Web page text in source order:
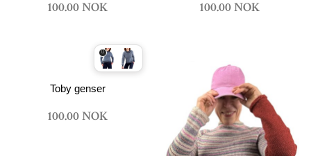
100.00 NOK 100.00 NOK
Toby genser
100.00 NOK